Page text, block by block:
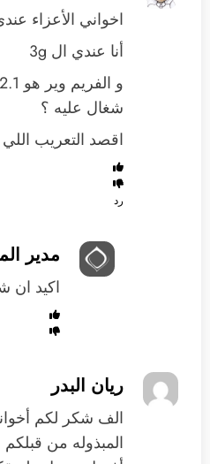
اخواني الأعزاء
أنا عندي ال 3g
شغال عليه ؟
اقصد التعريب
رد
مدير
اكيد ان
ريان البدر
الف شكر لكم
المبذوله من